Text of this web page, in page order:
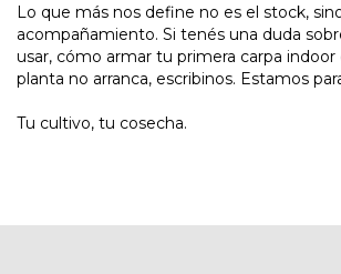
Lo que más nos define no es el stock,
acompañamiento. Si tenés una duda
usar, cómo armar tu primera carpa
planta no arranca, escribinos. Estamos
Tu cultivo, tu cosecha.